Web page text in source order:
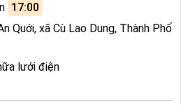
17:00
Quới, xã Cù Lao Dung, Thành Phố
lưới điện